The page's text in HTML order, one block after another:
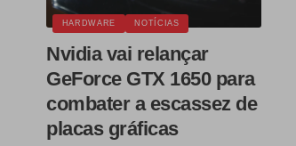
HARDWARE NOTÍCIAS
Nvidia vai relançar
GeForce GTX 1650 para
combater a escassez de
placas gráficas